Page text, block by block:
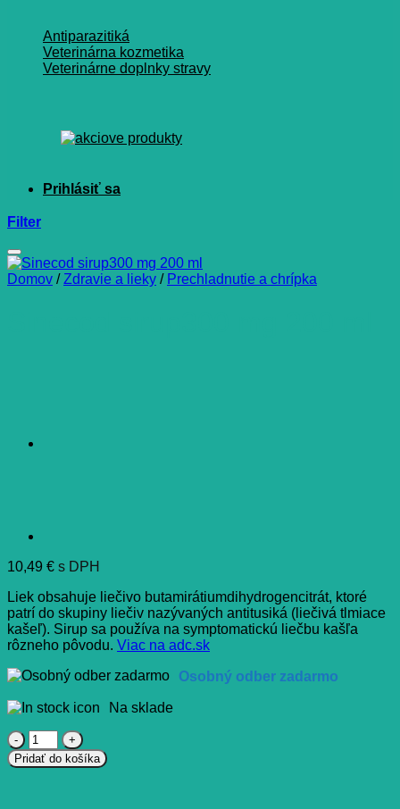
Antiparazitiká
Veterinárna kozmetika
Veterinárne doplnky stravy
Filter
Domov / Zdravie a lieky / Prechladnutie a chrípka
10,49 € s DPH
Liek obsahuje liečivo butamirátiumdihydrogencitrát, ktoré
patrí do skupiny liečiv nazývaných antitusiká (liečivá tlmiace
kašeľ). Sirup sa používa na symptomatickú liečbu kašľa
rôzneho pôvodu. Viac na adc.sk
Osobný odber zadarmo
Na sklade
množstvo
Sinecod
sirup300
Pridať do košíka